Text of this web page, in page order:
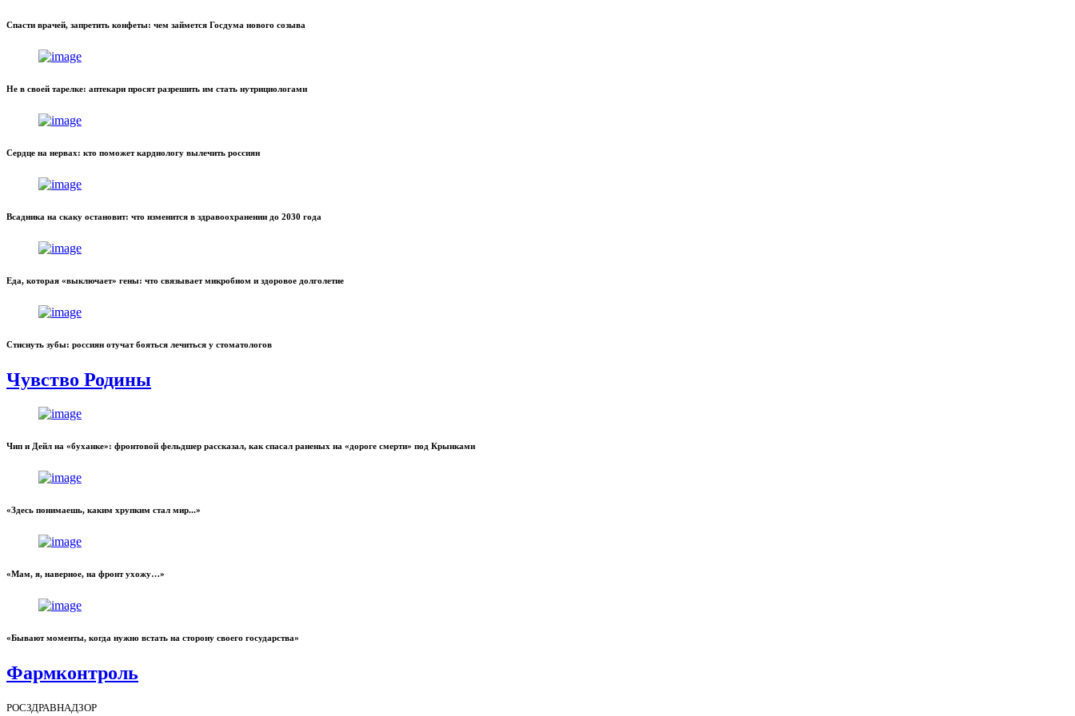
Спасти врачей, запретить конфеты: чем займется Госдума нового созыва
Не в своей тарелке: аптекари просят разрешить им стать нутрициологами
Сердце на нервах: кто поможет кардиологу вылечить россиян
Всадника на скаку остановит: что изменится в здравоохранении до 2030 года
Еда, которая «выключает» гены: что связывает микробиом и здоровое долголетие
Стиснуть зубы: россиян отучат бояться лечиться у стоматологов
Чувство Родины
Чип и Дейл на «буханке»: фронтовой фельдшер рассказал, как спасал раненых на «дороге смерти» под Крынками
«Здесь понимаешь, каким хрупким стал мир...»
«Мам, я, наверное, на фронт ухожу…»
«Бывают моменты, когда нужно встать на сторону своего государства»
Фармконтроль
РОСЗДРАВНАДЗОР